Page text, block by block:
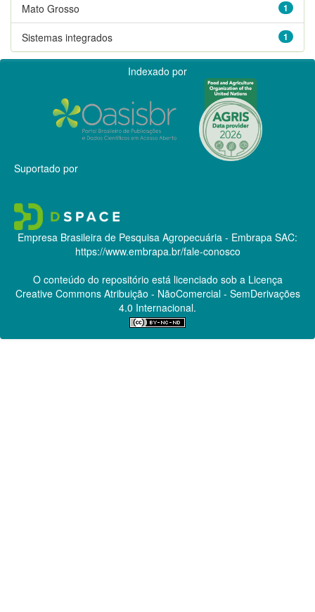
1
Mato Grosso
1
Sistemas integrados
Indexado por
Suportado por
Empresa Brasileira de Pesquisa Agropecuária - Embrapa SAC:
https://www.embrapa.br/fale-conosco
O conteúdo do repositório está licenciado sob a Licença
Creative CommonsAtribuição - NãoComercial - SemDerivações
4.0 Internacional.